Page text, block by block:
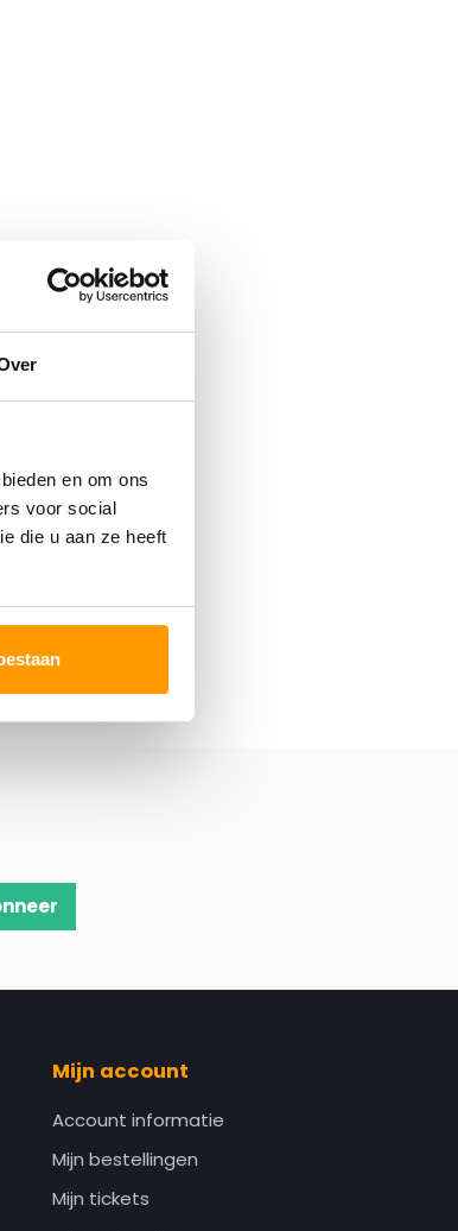
en om ons
voor social
die u aan ze heeft
Mijn account
Account informatie
Mijn bestellingen
Mijn tickets